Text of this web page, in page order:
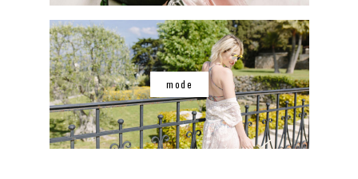
mode